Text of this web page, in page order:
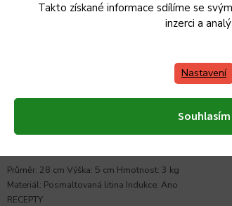
Takto získané informace sdílíme se
inzerci a
Nastavení
Souhlasím
Litinová smaltovaná pánev Český
nedostupné
Zvolit variantu
Průměr: 28 cm Výška: 5 cm Hmotnost: 3 kg
Materiál: Posmaltovaná litina Indukce: Ano
RECEPTY